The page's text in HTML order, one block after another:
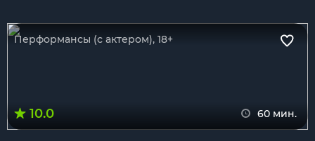
Перформансы (с актером), 18+
10.0 60 мин.